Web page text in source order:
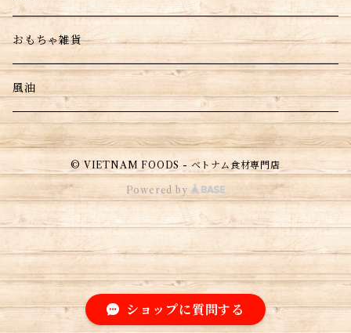
ショップに質問する
おもちゃ雑貨
風油
© VIETNAM FOODS - ベトナム食材専門店
Powered by